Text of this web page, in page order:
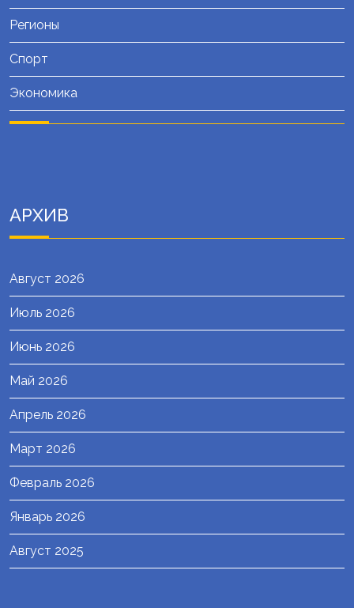
Регионы
Спорт
Экономика
АРХИВ
Август 2026
Июль 2026
Июнь 2026
Май 2026
Апрель 2026
Март 2026
Февраль 2026
Январь 2026
Август 2025